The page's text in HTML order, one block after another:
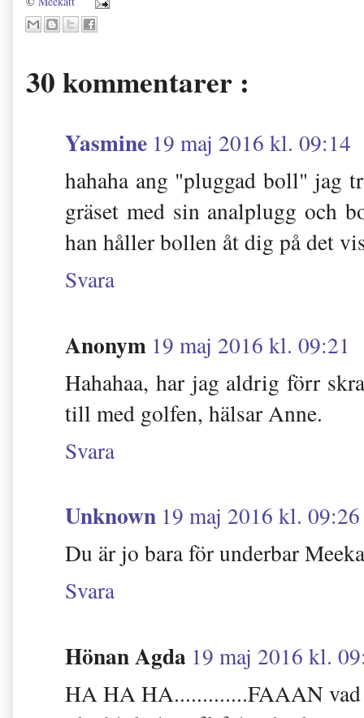
30 kommentarer :
Yasmine 19 maj 2016 kl. 09:14
hahaha ang "pluggad boll" jag
gräset med sin analplugg och
han håller bollen åt dig på det
Svara
Anonym 19 maj 2016 kl. 09:21
Hahahaa, har jag aldrig förr
till med golfen, hälsar Anne.
Svara
Unknown 19 maj 2016 kl. 09:26
Du är jo bara för underbar
Svara
Hönan Agda 19 maj 2016 kl.
HA HA HA.............FAAAN